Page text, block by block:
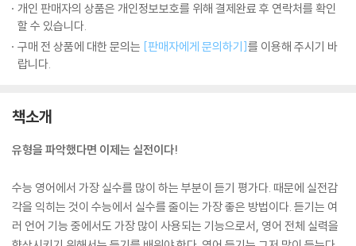
개인 판매자의 상품은 개인정보보호를 위해 결제완료 후 연락처를 확인
할 수 있습니다.
구매 전 상품에 대한 문의는 [판매자에게 문의하기]를 이용해 주시기 바
랍니다.
책소개
유형을 파악했다면 이제는 실전이다!
수능 영어에서 가장 실수를 많이 하는 부분이 듣기 평가다. 때문에 실전감
각을 익히는 것이 수능에서 실수를 줄이는 가장 좋은 방법이다. 듣기는 여
러 언어 기능 중에서도 가장 많이 사용되는 기능으로서, 영어 전체 실력을